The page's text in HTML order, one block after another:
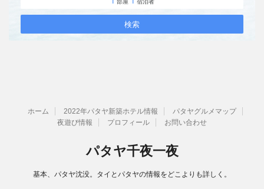
ホーム 2022年パタヤ新築ホテル情報
パタヤグルメマップ
夜遊び情報
プロフィール お問い合わせ
パタヤ千夜一夜
基本、パタヤ沈没。タイとパタヤの情報をどこよりも詳しく。